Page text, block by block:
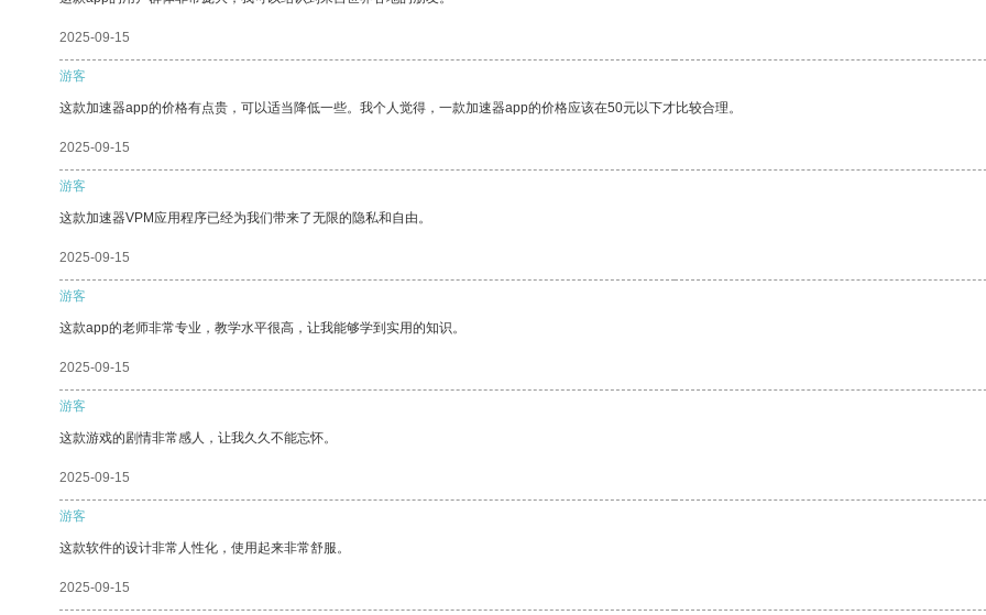
2025-09-15
游客
这款加速器app的价格有点贵，可以适当降低一些。我个人觉得，一款加速器app的价格应该在50元以下才比较合理。
2025-09-15
游客
这款加速器VPM应用程序已经为我们带来了无限的隐私和自由。
2025-09-15
游客
这款app的老师非常专业，教学水平很高，让我能够学到实用的知识。
2025-09-15
游客
这款游戏的剧情非常感人，让我久久不能忘怀。
2025-09-15
游客
这款软件的设计非常人性化，使用起来非常舒服。
2025-09-15